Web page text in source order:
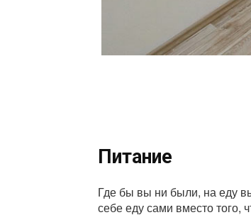
Питание
Где бы вы ни были, на еду
себе еду сами вместо того,